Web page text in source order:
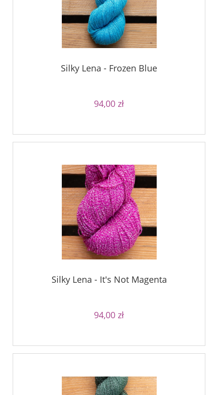
Silky Lena - Frozen Blue
94,00 zł
Silky Lena - It's Not Magenta
94,00 zł